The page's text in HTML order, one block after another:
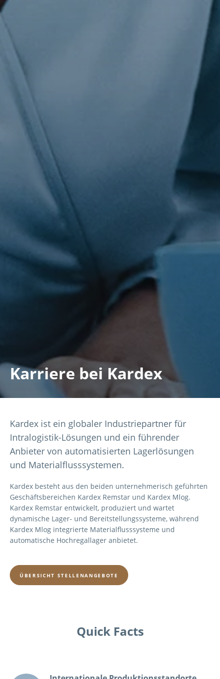
Karriere bei Kardex
Kardex ist ein globaler Industriepartner für
Intralogistik-Lösungen und ein führender
Anbieter von automatisierten Lagerlösungen
und Materialflusssystemen.
Kardex besteht aus den beiden unternehmerisch geführten
Geschäftsbereichen Kardex Remstar und Kardex Mlog.
Kardex Remstar entwickelt, produziert und wartet
dynamische Lager- und Bereitstellungssysteme, während
Kardex Mlog integrierte Materialflusssysteme und
automatische Hochregallager anbietet.
ÜBERSICHT STELLENANGEBOTE
Quick Facts